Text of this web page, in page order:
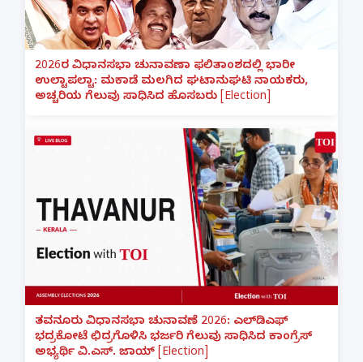
2026ರ ವಿಧಾನಸಭಾ ಚುನಾವಣಾ ಫಲಿತಾಂಶದಲ್ಲಿ ಭಾರೀ
ಉಲ್ಟಾಪಲ್ಟಾ: ಮಕಾಡೆ ಮಲಗಿದ ಘಟಾನುಘಟಿ ನಾಯಕರು,
ಅಚ್ಚರಿಯ ಗೆಲುವು ಸಾಧಿಸಿದ ಹೊಸಬರು [Election]
ತವನೂರು ವಿಧಾನಸಭಾ ಚುನಾವಣೆ 2026: ಎಲ್‌ಡಿಎಫ್
ಭದ್ರಕೋಟೆ ಛಿದ್ರಗೊಳಿಸಿ ಭರ್ಜರಿ ಗೆಲುವು ಸಾಧಿಸಿದ ಕಾಂಗ್ರೆಸ್
ಅಭ್ಯರ್ಥಿ ವಿ.ಎಸ್. ಜಾಯ್ [Election]